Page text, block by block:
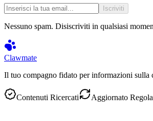
Iscriviti
Nessuno spam. Disiscriviti in qualsiasi
Clawmate
Il tuo compagno fidato per informazioni sulla
Contenuti Ricercati Aggiornato